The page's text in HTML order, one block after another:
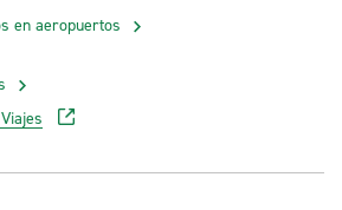
en aeropuertos